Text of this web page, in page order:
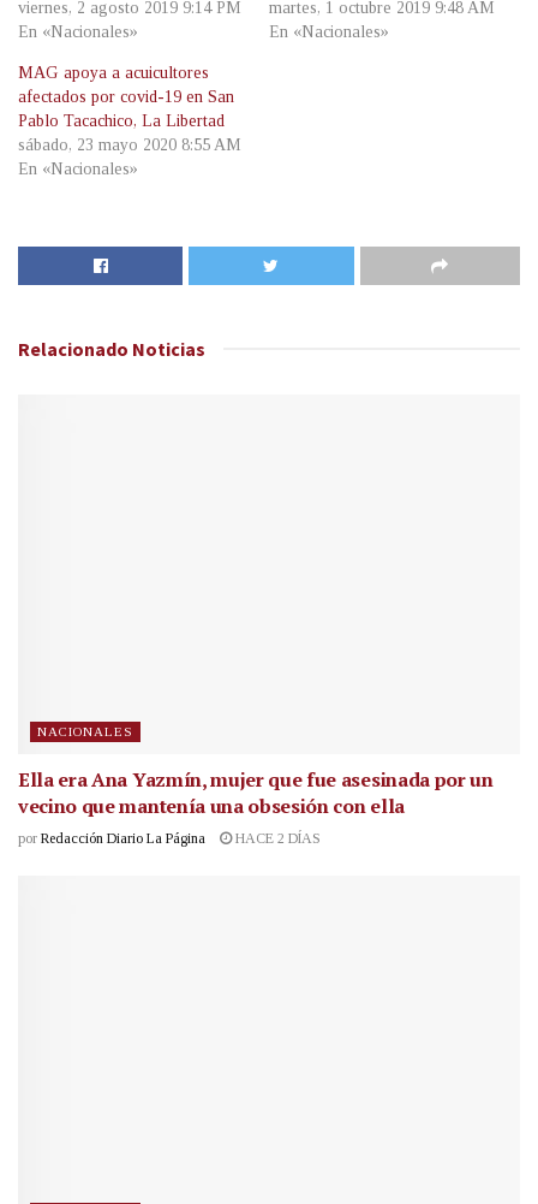
viernes, 2 agosto 2019 9:14 PM
En «Nacionales»
martes, 1 octubre 2019 9:48 AM
En «Nacionales»
MAG apoya a acuicultores
afectados por covid-19 en San
Pablo Tacachico, La Libertad
sábado, 23 mayo 2020 8:55 AM
En «Nacionales»
Relacionado Noticias
NACIONALES
Ella era Ana Yazmín, mujer que fue asesinada por un
vecino que mantenía una obsesión con ella
por Redacción Diario La Página HACE 2 DÍAS